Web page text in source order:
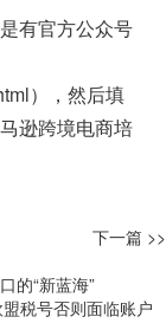
有官方公众号
），然后填
逊跨境电商培
下一篇 >>
的“新蓝海”
税号否则面临账户